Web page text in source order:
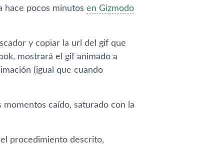
hace pocos minutos en Gizmodo
y copiar la url del gif que
mostrará el gif animado a
(igual que cuando
caí­do, saturado con la
procedimiento descrito,